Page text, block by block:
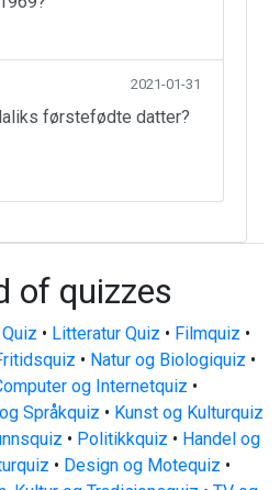
2021-01-31
førstefødte datter?
of quizzes
• Litteratur Quiz • Filmquiz •
• Natur og Biologiquiz •
og Internetquiz •
Språkquiz • Kunst og Kulturquiz
• Politikkquiz • Handel og
• Design og Motequiz •